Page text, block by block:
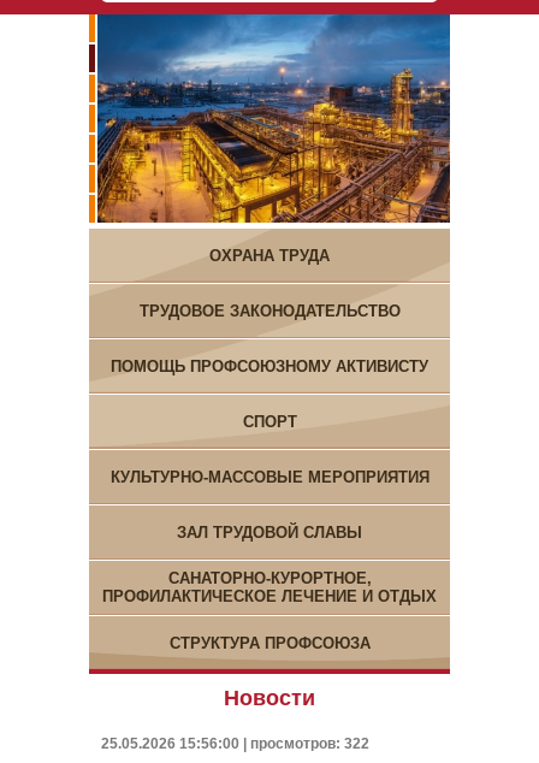
ОХРАНА ТРУДА
ТРУДОВОЕ ЗАКОНОДАТЕЛЬСТВО
ПОМОЩЬ ПРОФСОЮЗНОМУ АКТИВИСТУ
СПОРТ
КУЛЬТУРНО-МАССОВЫЕ МЕРОПРИЯТИЯ
ЗАЛ ТРУДОВОЙ СЛАВЫ
САНАТОРНО-КУРОРТНОЕ,
ПРОФИЛАКТИЧЕСКОЕ ЛЕЧЕНИЕ И ОТДЫХ
СТРУКТУРА ПРОФСОЮЗА
Новости
25.05.2026 15:56:00 | просмотров: 322